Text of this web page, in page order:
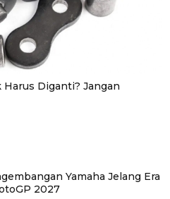
Diganti? Jangan
Yamaha Jelang Era
2027